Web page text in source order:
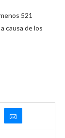
521
causa de los